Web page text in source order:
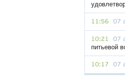
11:56 07
10:21 07
питьевой
10:17 07